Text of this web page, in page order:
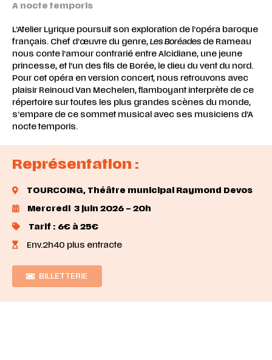
A nocte temporis
L’Atelier Lyrique poursuit son exploration de l’opéra baroque
français. Chef d’œuvre du genre,Les Boréadesde Rameau
nous conte l’amour contrarié entre Alcidiane, une jeune
princesse, et l’un des fils de Borée, le dieu du vent du nord.
Pour cet opéra en version concert, nous retrouvons avec
plaisir Reinoud Van Mechelen, flamboyant interprète de ce
répertoire sur toutes les plus grandes scènes du monde,
s’empare de ce sommet musical avec ses musiciens d’A
nocte temporis.
Représentation :
TOURCOING, Théâtre municipal Raymond Devos
Mercredi 3 juin 2026 – 20h
Tarif : 6€ à 25€
Env.2h40 plus entracte
BILLETTERIE